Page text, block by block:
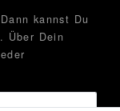
kannst Du
Über Dein